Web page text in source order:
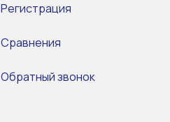
Регистрация
Сравнения
Обратный звонок